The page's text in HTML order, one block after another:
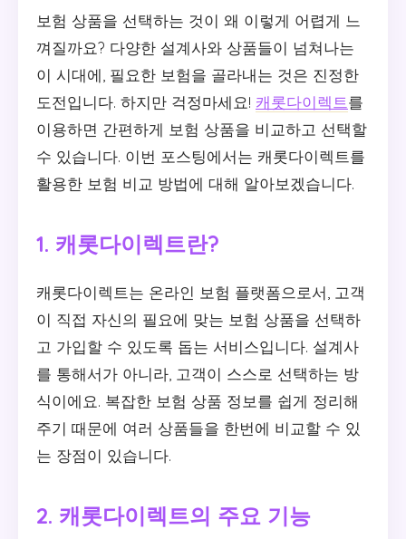
보험 상품을 선택하는 것이 왜 이렇게 어렵게 느
껴질까요? 다양한 설계사와 상품들이 넘쳐나는
이 시대에, 필요한 보험을 골라내는 것은 진정한
도전입니다. 하지만 걱정마세요! 캐롯다이렉트를
이용하면 간편하게 보험 상품을 비교하고 선택할
수 있습니다. 이번 포스팅에서는 캐롯다이렉트를
활용한 보험 비교 방법에 대해 알아보겠습니다.
1. 캐롯다이렉트란?
캐롯다이렉트는 온라인 보험 플랫폼으로서, 고객
이 직접 자신의 필요에 맞는 보험 상품을 선택하
고 가입할 수 있도록 돕는 서비스입니다. 설계사
를 통해서가 아니라, 고객이 스스로 선택하는 방
식이에요. 복잡한 보험 상품 정보를 쉽게 정리해
주기 때문에 여러 상품들을 한번에 비교할 수 있
는 장점이 있습니다.
2. 캐롯다이렉트의 주요 기능